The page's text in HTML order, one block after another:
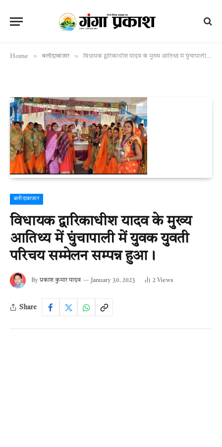
Home » बलौदाबाजार » विधायक द्वारिकाधीश यादव के मुख्य आतिथ्य में घुंचापाली में युवक युवती परिचय सम्मेलन सम्पन्न हुआ।
बलौदाबाजार
विधायक द्वारिकाधीश यादव के मुख्य
आतिथ्य में घुंचापाली में युवक युवती
परिचय सम्मेलन सम्पन्न हुआ।
By प्रकाश कुमार यादव January 30, 2023 2 Views
Share